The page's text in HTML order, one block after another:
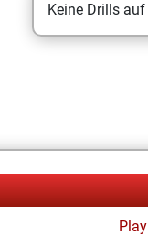
Keine Drills auf
Play